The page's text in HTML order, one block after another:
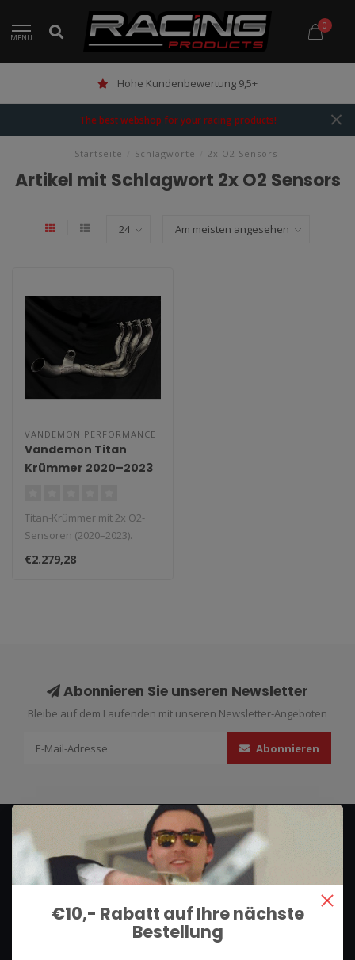
MENU
0
Hohe Kundenbewertung 9,5+
The best webshop for your racing products!
Startseite Schlagworte 2x O2 Sensors
Artikel mit Schlagwort 2x O2 Sensors
VANDEMON PERFORMANCE
Vandemon Titan
Krümmer 2020–2023
Titan-Krümmer mit 2x O2-
Sensoren (2020–2023).
€2.279,28
Abonnieren Sie unseren Newsletter
Bleibe auf dem Laufenden mit unseren Newsletter-Angeboten
Abonnieren
We use what we sell, that's the difference!
€10,- Rabatt auf Ihre nächste
Bestellung